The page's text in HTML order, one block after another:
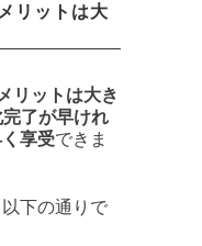
リットは大
リットは大き
完了が早けれ
享受できま
下の通りで